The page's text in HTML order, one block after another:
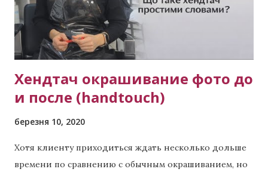
Хендтач окрашивание фото до
и после (handtouch)
березня 10, 2020
Хотя клиенту приходиться ждать несколько дольше
времени по сравнению с обычным окрашиванием, но